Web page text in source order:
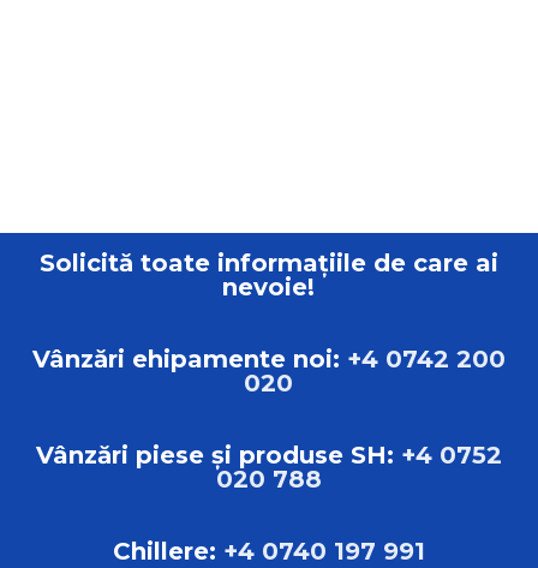
Solicită toate informațiile de care ai
nevoie!
Vânzări ehipamente noi: +4 0742 200
020
Vânzări piese și produse SH: +4 0752
020 788
Chillere: +4 0740 197 991